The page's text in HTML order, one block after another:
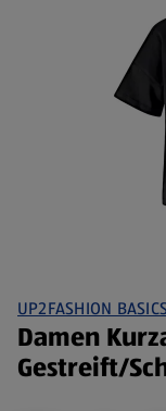
UP2FASHION
Damen
Gestreift/